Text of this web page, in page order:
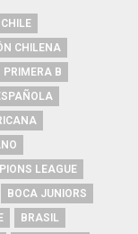
CHILENA
PRIMERA B
LEAGUE
BOCA JUNIORS
BRASIL